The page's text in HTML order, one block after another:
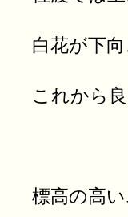
白花が下
これから
標高の高